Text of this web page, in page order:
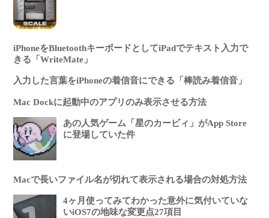
iPhoneをBluetoothキーボードとしてiPadでテキスト入力で
きる「WriteMate」
入力した言葉をiPhoneの着信音にできる「棒読み着信音」
Mac Dockに起動中のアプリのみ表示させる方法
あの人気ゲーム「星のカービィ」がApp Store
に登場していた件
Macで長いファイル名が切れて表示される場合の対処方法
4ヶ月使ってみてわかった意外に気付いていな
いiOS7の地味な変更点27項目